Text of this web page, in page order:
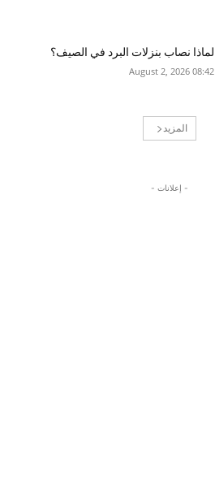
لماذا نصاب بنزلات البرد في الصيف؟
08:42 2026 ,August 2
المزيد
- إعلانات -